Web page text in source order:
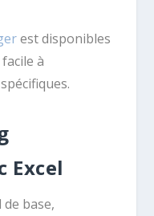
est disponibles
à
Excel
base,